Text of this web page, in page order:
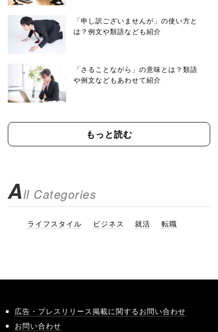
「申し訳ございませんが」の使い方と
は？例文や類語なども紹介
「さることながら」の意味とは？類語
や例文などもあわせて紹介
もっと読む
All Categories
ライフスタイル ビジネス 就活 転職
広告・プレスリリース掲載に関するお問い合わせ
お問い合わせ